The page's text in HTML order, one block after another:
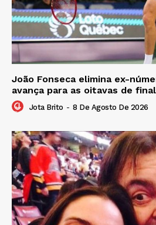
João Fonseca elimina ex-
avança para as oitavas de
Jota Brito - 8 De Agosto De 2026